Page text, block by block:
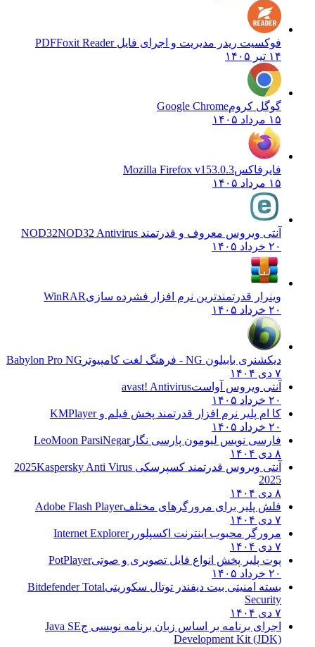
فوکسیت ریدر مدیریت و اجرای فایل PDFFoxit Reader
۱۴ تیر ۱۴۰۵
گوگل کرومGoogle Chrome
۱۵ مرداد ۱۴۰۵
فایرفاکسMozilla Firefox v153.0.3
۱۵ مرداد ۱۴۰۵
آنتی ویروس معروف و قدرتمند NOD32 NOD32 Antivirus
۲۰ خرداد ۱۴۰۵
وینرار قدرتمندترین نرم افزار فشرده سازیWinRAR
۲۰ خرداد ۱۴۰۵
دیکشنری بابیلون NG - فرهنگ لغت کامپیوتر
Babylon Pro NG
۷ دی ۱۴۰۴
آنتی ویروس آواستavast! Antivirus
۲۰ خرداد ۱۴۰۵
کا ام پلیر نرم افزار قدرتمند پخش فیلم وKMPlayer
۲۰ خرداد ۱۴۰۵
فارسی نویس لیومون پارسی نگارLeoMoon ParsiNegar
۸ دی ۱۴۰۴
آنتی ویروس قدرتمند کسپرسکی 2025 Kaspersky Anti Virus
2025
۸ دی ۱۴۰۴
فلش پلیر برای مرورگرهای مختلفAdobe Flash Player
۷ دی ۱۴۰۴
مرورگر محبوب اینترنت اکسپلوررInternet Explorer
۷ دی ۱۴۰۴
پوت پلیر پخش انواع فایل تصویری و صوتیPotPlayer
۲۰ خرداد ۱۴۰۵
بسته امنیتی بیت دیفندر توتال سکوریتیBitdefender Total
Security
۷ دی ۱۴۰۴
اجرای برنامه بر اساس زبان برنامه نویسی جJava SE
Development Kit (JDK)